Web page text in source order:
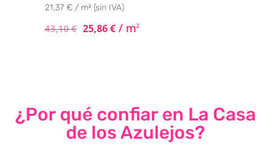
21,37 € / m² (sin IVA)
43,10€ 25,86€ / m2
¿Por qué confiar en La Casa
de los Azulejos?